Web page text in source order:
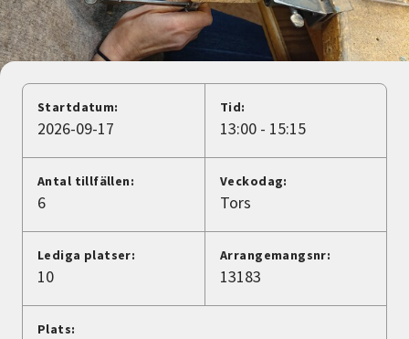
Cirkelledare
Nyheter
Avdelningar
Lyssna
Startdatum:
2026-09-17
Tid:
13:00 - 15:15
Antal tillfällen:
6
Veckodag:
Tors
Lediga platser:
10
Arrangemangsnr:
13183
Plats: